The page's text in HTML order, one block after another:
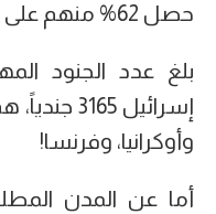
حصل 62% منهم على وظائف!
بلغ عدد الجنود
إسرائيل
وأوكرانيا، وفرنسا!
أما عن المدن